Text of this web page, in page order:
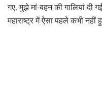
गए. मुझे मां-बहन की गालियां दी
महाराष्ट्र में ऐसा पहले कभी